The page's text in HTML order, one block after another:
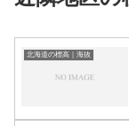
北海道の標高｜海抜